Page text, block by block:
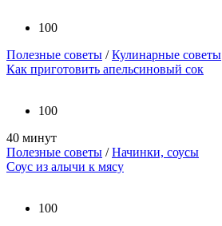
100
Полезные советы /Кулинарные советы
Как приготовить апельсиновый сок
100
40 минут
Полезные советы /Начинки, соусы
Соус из алычи к мясу
100